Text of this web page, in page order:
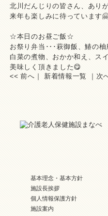
北川だんじりの皆さん、あり
来年も楽しみに待っています
☆本日のお昼ご飯☆
お祭り弁当･･･萩御飯、鰆の柚
白菜の煮物、おかか和え、ス
美味しく頂きました😋
<< 前へ ｜ 新着情報一覧 ｜ 次
基本理念・基本方針
施設長挨拶
個人情報保護方針
施設案内